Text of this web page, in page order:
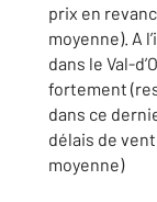
prix en
moyenne). A
dans le Val-
fortement
dans ce
délais de
moyenne)